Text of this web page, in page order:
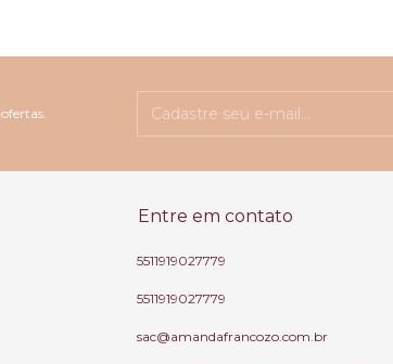
Entre em contato
5511919027779
5511919027779
sac@amandafrancozo.com.br